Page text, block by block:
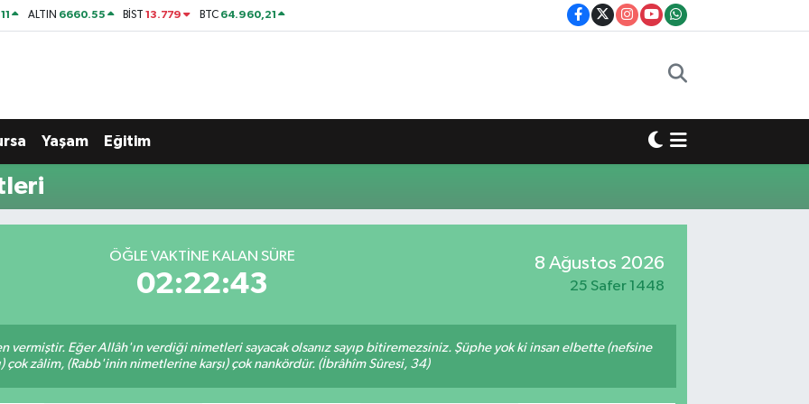
ALTIN 6660.55 BİST13.779 BTC 64.960,21
Yaşam Eğitim
ÖĞLE VAKTINE KALAN SÜRE
02:22:42
8 Ağustos 2026
25 Safer 1448
vermiştir. Eğer Allâh'ın verdiği nimetleri sayacak olsanız sayıp bitiremezsiniz. Şüphe yok ki insan elbette (nefsine
çok zâlim, (Rabb'inin nimetlerine karşı) çok nankördür. (İbrâhîm Sûresi, 34)